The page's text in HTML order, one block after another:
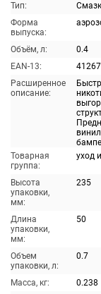
Тип:
Форма
выпуска:
Объём, л:
0.4
EAN-13:
Расширенное
описание:
Товарная
группа:
уход
Высота
упаковки,
мм:
235
Длина
упаковки,
мм:
50
Объем
упаковки, л:
0.7
Масса, кг:
0.238